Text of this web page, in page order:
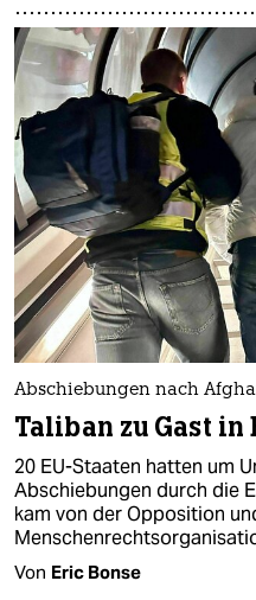
Abschiebungen nach
Taliban zu Gast in
20 EU-Staaten hatten um
Abschiebungen durch die
kam von der Opposition
Von Eric Bonse